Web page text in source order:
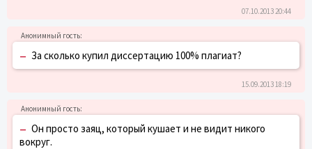
07.10.2013 20:44
– За сколько купил диссертацию 100% плагиат?
15.09.2013 18:19
– Он просто заяц, который кушает и не видит никого
вокруг.